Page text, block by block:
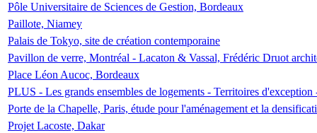
Pôle Universitaire de Sciences de Gestion, Bordeaux
Paillote, Niamey
Palais de Tokyo, site de création contemporaine
Pavillon de verre, Montréal - Lacaton & Vassal, Frédéric Druot
Place Léon Aucoc, Bordeaux
PLUS - Les grands ensembles de logements - Territoires
Porte de la Chapelle, Paris, étude pour l'aménagement et la
Projet Lacoste, Dakar